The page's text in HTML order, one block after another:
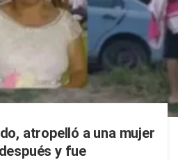
atropelló a una mujer
y fue